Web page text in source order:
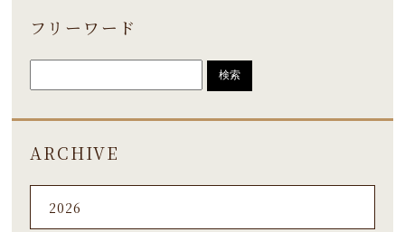
フリーワード
ARCHIVE
2026